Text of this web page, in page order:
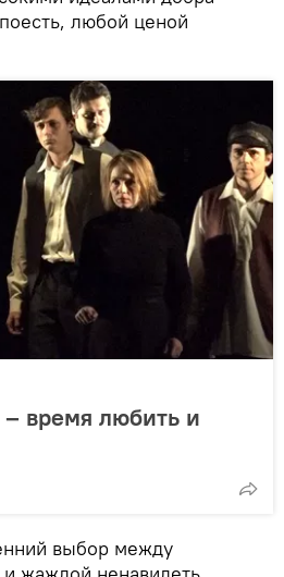
любой ценой
– время любить и
выбор между